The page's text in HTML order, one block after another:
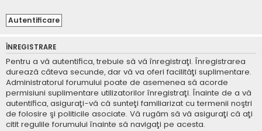
ÎNREGISTRARE
Pentru a vă autentifica, trebuie să vă înregistraţi. Înregistrarea
durează câteva secunde, dar vă va oferi facilităţi suplimentare.
Administratorul forumului poate de asemenea să acorde
permisiuni suplimentare utilizatorilor înregistraţi. Înainte de a vă
autentifica, asiguraţi-vă că sunteţi familiarizat cu termenii noştri
de folosire şi politicile asociate. Vă rugăm să vă asiguraţi că aţi
citit regulile forumului înainte să navigaţi pe acesta.